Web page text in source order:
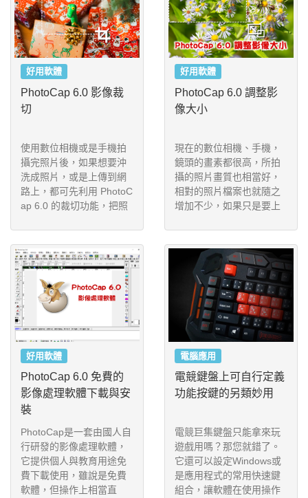
好用軟體
PhotoCap 6.0 影像裁
切
使用數位相機或是手機拍
攝完照片後，如果想要沖
洗成照片，或是上傳到網
路上，都可先利用 PhotoC
ap 6.0 的裁切功能，把照
片裁切成需要的大小。
好用軟體
PhotoCap 6.0 調整影
像大小
現在的數位相機、手機，
鏡頭的畫素都很高，所拍
攝的照片畫質也相當好，
相對的照片檔案也就隨之
增加不少，如果只是要上
PhotoCap 6.0 這一套簡單
好用的影像處理軟體，把
照片尺寸縮小之後再上
傳，會節省相當多的時
間，同時也不容易造成上
傳失敗。
好用軟體
PhotoCap 6.0 免費的
影像處理軟體下載與安
裝
PhotoCap是一套由國人自
行研發的影像處理軟體，
它提供個人與教育用途免
費下載使用，雖說是免費
軟體，但操作上相當直
電腦應用
電競鍵盤上可自行定義
功能按鍵的另類妙用
電競巨集鍵盤只能拿來玩
遊戲用嗎？那您就錯了。
它還可以設定Windows或
是應用程式的常用快速鍵
組合，讓軟體在使用操作